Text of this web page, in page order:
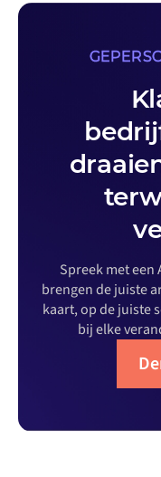
Spreek met
brengen de juiste
kaart, op de juiste
bij elke